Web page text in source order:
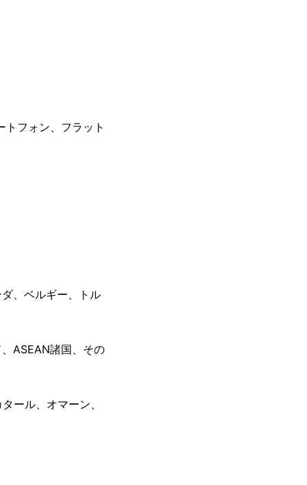
フォン、フラット
、ベルギー、トル
ASEAN諸国、その
ール、オマーン、